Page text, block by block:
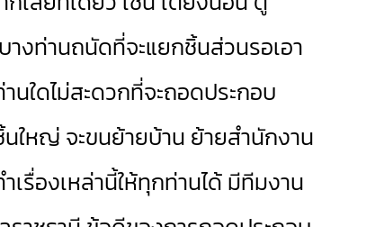
งท่านถนัดที่จะแยกชิ้นส่วนรอเอา
นใดไม่สะดวกที่จะถอดประกอบ
นใหญ่ จะขนย้ายบ้าน ย้ายสำนักงาน
เรื่องเหล่านี้ให้ทุกท่านได้ มีทีมงาน